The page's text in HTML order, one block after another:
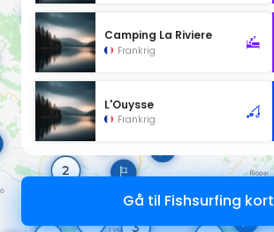
Camping La Riviere
Frankrig
L'Ouysse
Frankrig
Gå til Fishsurfing kort